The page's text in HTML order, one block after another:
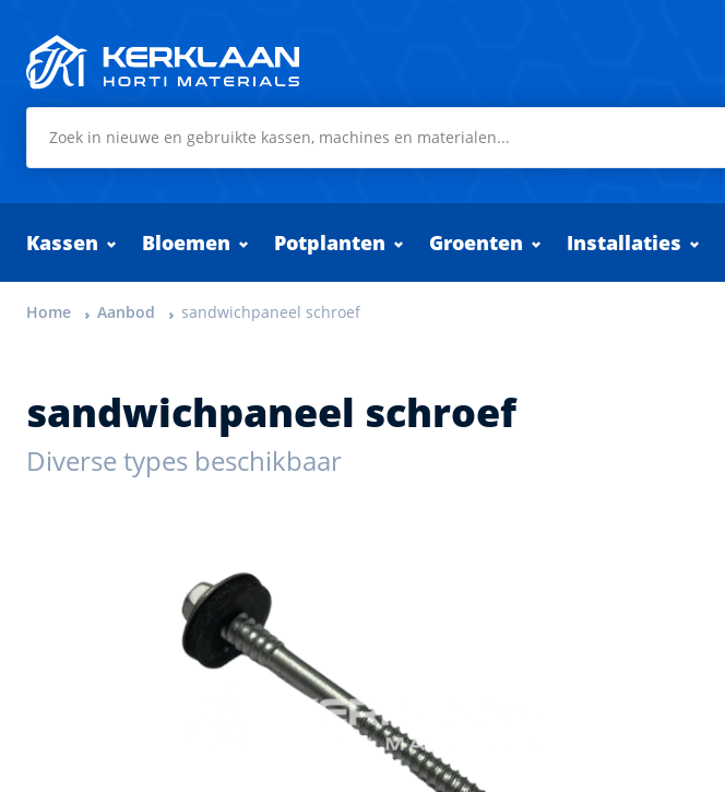
Kassen Bloemen Potplanten Groenten Installaties
Home Aanbod sandwichpaneel schroef
sandwichpaneel schroef
Diverse types beschikbaar